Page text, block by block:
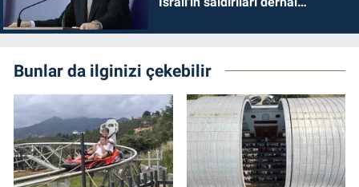
Bunlar da ilginizi çekebilir